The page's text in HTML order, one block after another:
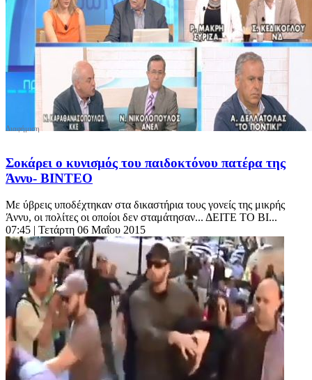
Σοκάρει ο κυνισμός του παιδοκτόνου πατέρα της
Άννυ- ΒΙΝΤΕΟ
Με ύβρεις υποδέχτηκαν στα δικαστήρια τους γονείς της μικρής
Άννυ, οι πολίτες οι οποίοι δεν σταμάτησαν... ΔΕΙΤΕ ΤΟ ΒΙ...
07:45 | Τετάρτη 06 Μαΐου 2015